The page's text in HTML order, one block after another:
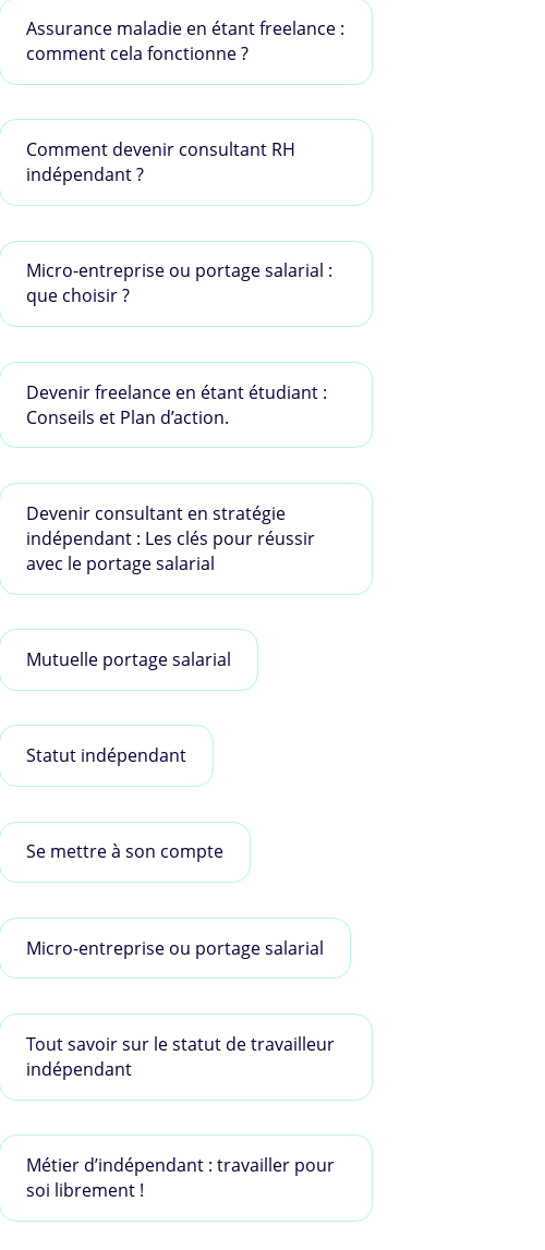
Assurance maladie en étant freelance :
comment cela fonctionne ?
Comment devenir consultant RH
indépendant ?
Micro-entreprise ou portage salarial :
que choisir ?
Devenir freelance en étant étudiant :
Conseils et Plan d’action.
Devenir consultant en stratégie
indépendant : Les clés pour réussir
avec le portage salarial
Mutuelle portage salarial
Statut indépendant
Se mettre à son compte
Micro-entreprise ou portage salarial
Tout savoir sur le statut de travailleur
indépendant
Métier d’indépendant : travailler pour
soi librement !